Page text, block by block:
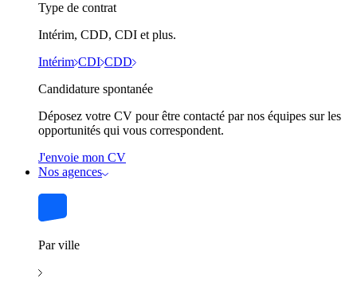
Type de contrat
Intérim, CDD, CDI et plus.
Intérim CDI CDD
Candidature spontanée
Déposez votre CV pour être contacté par nos équipes sur les
opportunités qui vous correspondent.
J'envoie mon CV
Nos agences
Par ville